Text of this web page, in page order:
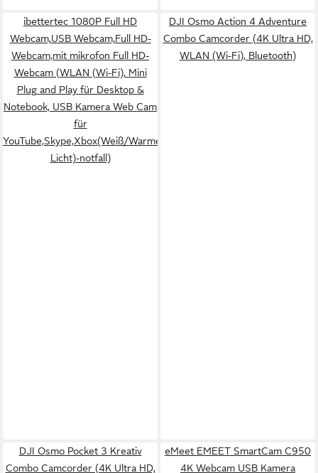
ibettertec 1080P Full HD
Webcam,USB Webcam,Full HD-
Webcam,mit mikrofon Full HD-
Webcam (WLAN (Wi-Fi), Mini
Plug and Play für Desktop &
Notebook, USB Kamera Web Cam
für
YouTube,Skype,Xbox(Weiß/Warmes
Licht)-notfall)
DJI Osmo Action 4 Adventure
Combo Camcorder (4K Ultra HD,
WLAN (Wi-Fi), Bluetooth)
DJI Osmo Pocket 3 Kreativ
Combo Camcorder (4K Ultra HD,
eMeet EMEET SmartCam C950
4K Webcam USB Kamera